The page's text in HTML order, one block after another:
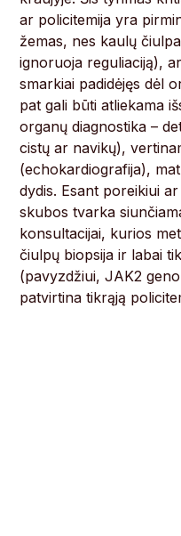
ar policitemija yra
žemas, nes kaulų
ignoruoja reguliaciją),
smarkiai padidėjęs dėl
pat gali būti atliekama
organų diagnostika –
cistų ar navikų),
(echokardiografija),
dydis. Esant poreikiui
skubos tvarka
konsultacijai, kurios
čiulpų biopsija ir labai
(pavyzdžiui, JAK2
patvirtina tikrąją